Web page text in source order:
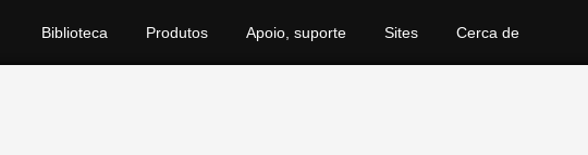
Biblioteca Produtos Apoio, suporte Sites Cerca de